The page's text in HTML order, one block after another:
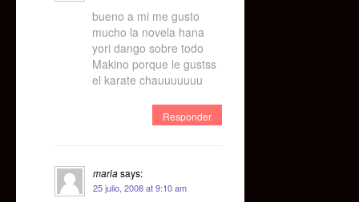
bueno a mi me gusto
mucho la novela hana
yori dango sobre todo
Makino porque le gustss
el karate chauuuuuuu
Responder
mariasays:
25 julio, 2008 at 9:10 am